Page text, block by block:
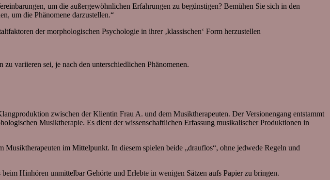
um die außergewöhnlichen Erfahrungen zu begünstigen? Bemühen Sie sich in den
um die Phänomene darzustellen.“
der morphologischen Psychologie in ihrer ‚klassischen‘ Form herzustellen
variieren sei, je nach den unterschiedlichen Phänomenen.
zwischen der Klientin Frau A. und dem Musiktherapeuten. Der Versionengang entstammt
Musiktherapie. Es dient der wissenschaftlichen Erfassung musikalischer Produktionen in
Musiktherapeuten im Mittelpunkt. In diesem spielen beide „drauflos“, ohne jedwede Regeln und
Hinhören unmittelbar Gehörte und Erlebte in wenigen Sätzen aufs Papier zu bringen.